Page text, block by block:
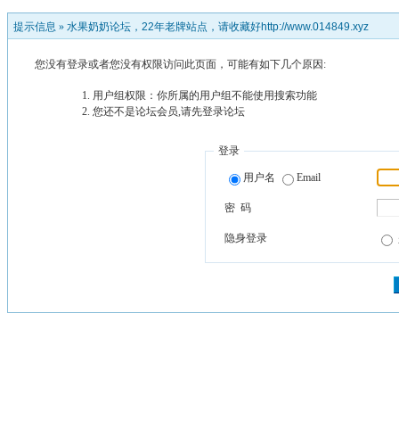
提示信息 » 水果奶奶论坛，22年老牌站点，请收藏好http://www.014849.xyz
您没有登录或者您没有权限访问此页面，可能有如下几个原因:
用户组权限：你所属的用户组不能使用搜索功能
您还不是论坛会员,请先登录论坛
登录
用户名 Email
密 码
隐身登录